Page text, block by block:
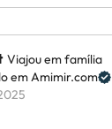
Viajou em família
em Amimir.com